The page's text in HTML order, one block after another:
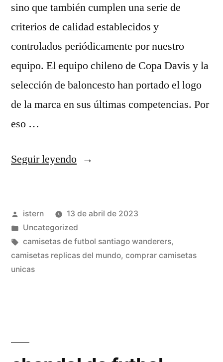
sino que también cumplen una serie de
criterios de calidad establecidos y
controlados periódicamente por nuestro
equipo. El equipo chileno de Copa Davis y la
selección de baloncesto han portado el logo
de la marca en sus últimas competencias. Por
eso …
Seguir leyendo«camisetas
Publicado
por
istern
13 de abril de 2023
Publicado
en
Uncategorized
Etiquetas:
camisetas de futbol santiago wanderers,
camisetas replicas del mundo, comprar camisetas
unicas